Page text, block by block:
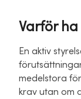
Varför
En aktiv
medelstora
krav utan om